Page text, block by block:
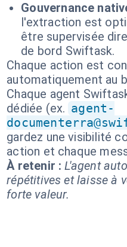
Gouvernance
l'extraction est
être supervisée
de bord Swiftask.
Chaque action est
automatiquement au
Chaque agent
dédiée (ex. agent-
gardez une visibilité
action et chaque
À retenir : L'agent
répétitives et laisse à
forte valeur.